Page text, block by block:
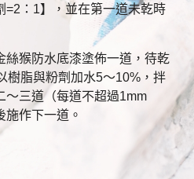
=2：1】，並在第一道未乾時
絲猴防水底漆塗佈一道，待乾
樹脂與粉劑加水5～10%，拌
～三道（每道不超過1mm
施作下一道。